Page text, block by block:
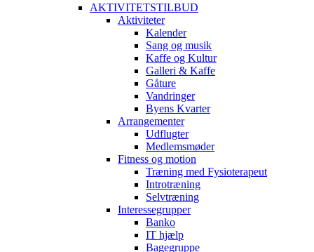
AKTIVITETSTILBUD
Aktiviteter
Kalender
Sang og musik
Kaffe og Kultur
Galleri & Kaffe
Gåture
Vandringer
Byens Kvarter
Arrangementer
Udflugter
Medlemsmøder
Fitness og motion
Træning med Fysioterapeut
Introtræning
Selvtræning
Interessegrupper
Banko
IT hjælp
Bagegruppe